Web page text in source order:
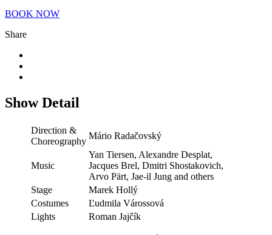
BOOK NOW
Share
Show Detail
Direction &
Choreography
Mário Radačovský
Music
Yan Tiersen, Alexandre Desplat,
Jacques Brel, Dmitri Shostakovich,
Arvo Pärt, Jae-il Jung and others
Stage
Marek Hollý
Costumes
Ľudmila Várossová
Lights
Roman Jajčík